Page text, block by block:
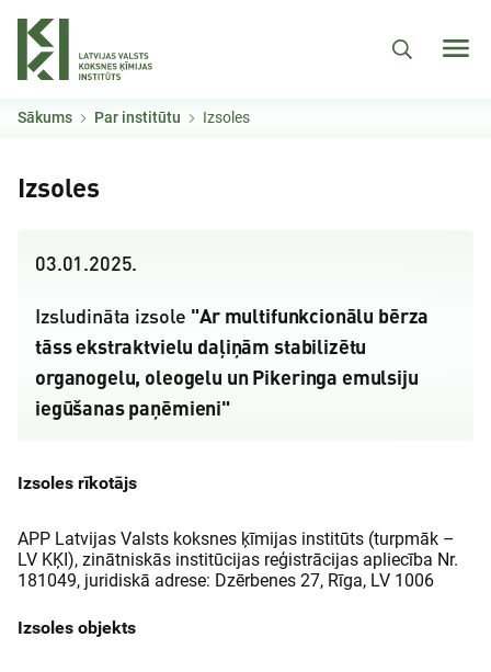
Sākums Par institūtu Izsoles
Izsoles
03.01.2025.
Izsludināta izsole "Ar multifunkcionālu bērza
tāss ekstraktvielu daļiņām stabilizētu
organogelu, oleogelu un Pikeringa emulsiju
iegūšanas paņēmieni"
Izsoles rīkotājs
APP Latvijas Valsts koksnes ķīmijas institūts (turpmāk –
LV KĶI), zinātniskās institūcijas reģistrācijas apliecība Nr.
181049, juridiskā adrese: Dzērbenes 27, Rīga, LV 1006
Izsoles objekts